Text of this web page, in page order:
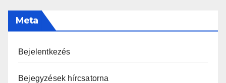
Meta
Bejelentkezés
Bejegyzések hírcsatorna